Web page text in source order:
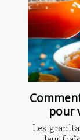
pour
Les